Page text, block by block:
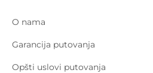
O nama
Garancija putovanja
Opšti uslovi putovanja